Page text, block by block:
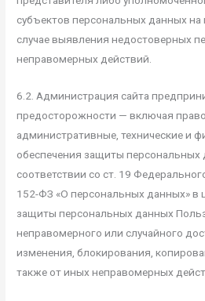
субъектов персональных данных на
случае выявления недостоверных
неправомерных действий.
6.2. Администрация сайта
предосторожности — включая
административные, технические и
обеспечения защиты персональных
соответствии со ст. 19
152-ФЗ «О персональных данных» в
защиты персональных данных
неправомерного или случайного
изменения, блокирования,
также от иных неправомерных